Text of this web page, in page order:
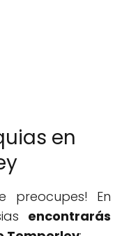
en
preocupes! En
encontrarás